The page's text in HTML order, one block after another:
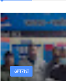
अपराध